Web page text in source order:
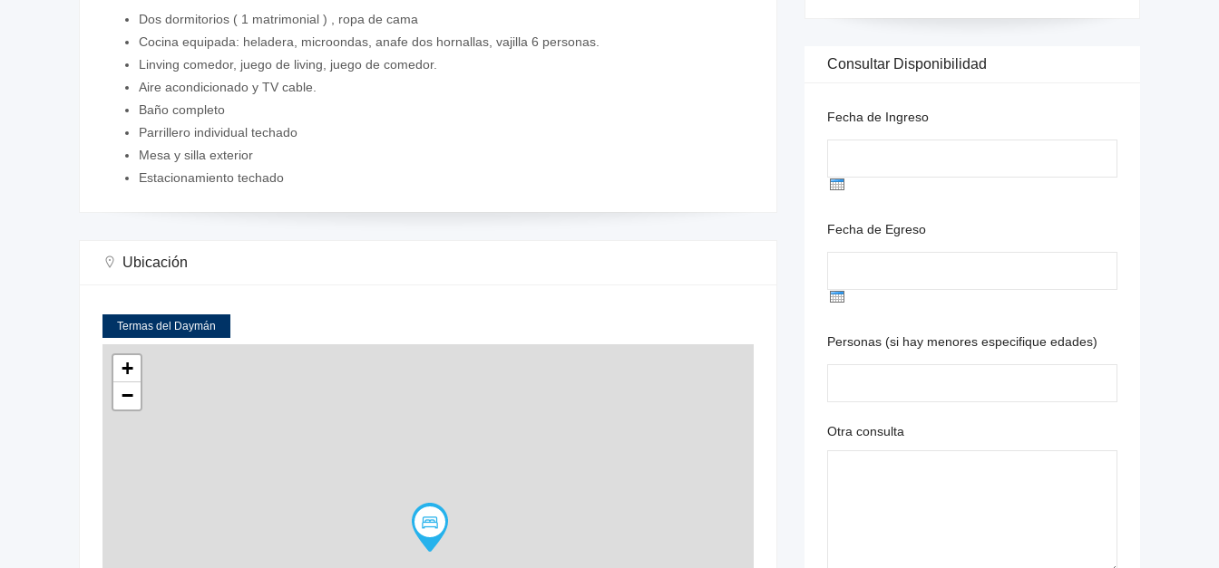
Dos dormitorios ( 1 matrimonial ) , ropa de cama
Cocina equipada: heladera, microondas, anafe dos hornallas, vajilla 6 personas.
Linving comedor, juego de living, juego de comedor.
Aire acondicionado y TV cable.
Baño completo
Parrillero individual techado
Mesa y silla exterior
Estacionamiento techado
Ubicación
Termas del Daymán
+
−
Consultar Disponibilidad
Fecha de Ingreso
Fecha de Egreso
Personas (si hay menores especifique edades)
Otra consulta